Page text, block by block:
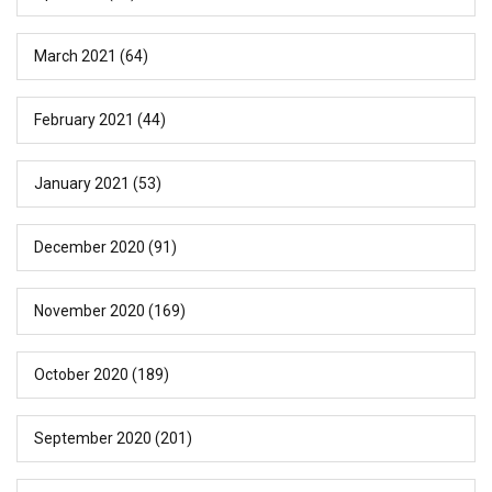
March 2021 (64)
February 2021 (44)
January 2021 (53)
December 2020 (91)
November 2020 (169)
October 2020 (189)
September 2020 (201)